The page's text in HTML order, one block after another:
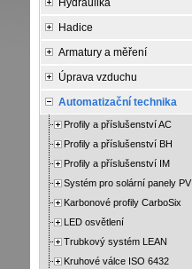
Hydraulika
Hadice
Armatury a měření
Úprava vzduchu
Automatizační technika
Profily a příslušenství AC
Profily a příslušenství BH
Profily a příslušenství IM
Systém pro solární panely PV
Karbonové profily CarboSix
LED osvětlení
Trubkový systém LEAN
Kruhové válce ISO 6432